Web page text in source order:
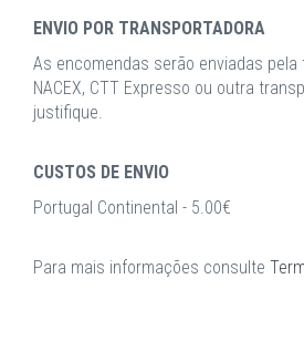
ENVIO POR TRANSPORTADORA
As encomendas serão enviadas
NACEX, CTT Expresso ou outra
justifique.
CUSTOS DE ENVIO
Portugal Continental - 5.00€
Para mais informações consulte